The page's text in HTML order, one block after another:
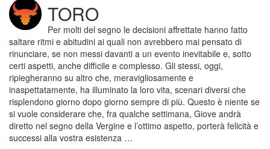
TORO
Per molti del segno le decisioni affrettate hanno fatto
saltare ritmi e abitudini ai quali non avrebbero mai pensato di
rinunciare, se non messi davanti a un evento inevitabile e, sotto
certi aspetti, anche difficile e complesso. Gli stessi, oggi,
ripiegheranno su altro che, meravigliosamente e
inaspettatamente, ha illuminato la loro vita, scenari diversi che
risplendono giorno dopo giorno sempre di più. Questo è niente se
si vuole considerare che, fra qualche settimana, Giove andrà
diretto nel segno della Vergine e l’ottimo aspetto, porterà felicità e
successi alla vostra esistenza …